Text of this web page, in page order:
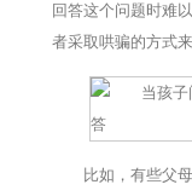
回答这个问题时难
者采取哄骗的方式来
比如，有些父